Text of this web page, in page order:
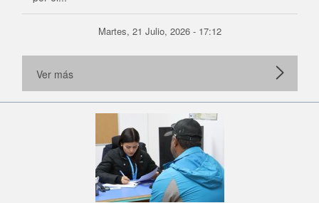
Martes, 21 Julio, 2026 - 17:12
Ver más